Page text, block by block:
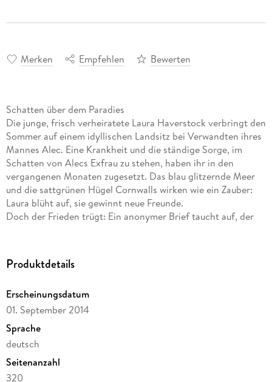
Merken Empfehlen Bewerten
Schatten über dem Paradies
Die junge, frisch verheiratete Laura Haverstock verbringt den
Sommer auf einem idyllischen Landsitz bei Verwandten ihres
Mannes Alec. Eine Krankheit und die ständige Sorge, im
Schatten von Alecs Exfrau zu stehen, haben ihr in den
vergangenen Monaten zugesetzt. Das blau glitzernde Meer
und die sattgrünen Hügel Cornwalls wirken wie ein Zauber:
Laura blüht auf, sie gewinnt neue Freunde.
Doch der Frieden trügt: Ein anonymer Brief taucht auf, der
Vergangenheit ihrer Familie verborgen?
Produktdetails
Erscheinungsdatum
01. September 2014
Sprache
deutsch
Seitenanzahl
320